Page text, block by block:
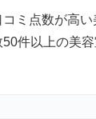
ミ点数が高い
件以上の美